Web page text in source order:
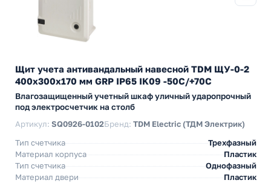
Щит учета антивандальный навесной TDM ЩУ-0-2
400х300х170 мм GRP IP65 IK09 -50С/+70С
Влагозащищенный учетный шкаф уличный ударопрочный
под электросчетчик на столб
Артикул: SQ0926-0102Бренд: TDM Electric (ТДМ Электрик)
Тип счетчика
Трехфазный
Материал корпуса
Пластик
Тип счетчика
Однофазный
Материал двери
Пластик